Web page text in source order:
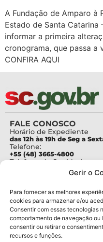
Gerir o
Para fornecer as melhores
cookies para armazenar e/ou
Consentir com essas tecnologias
comportamento de navegação ou
consentir ou retirar o
recursos e funções.
A Fundação de Amparo à
Estado de Santa Catarina
informar a primeira
cronograma, que passa a
CONFIRA AQUI
FALE CONOSCO
Horário de Expediente
das 12h às 19h de Seg a
Telefone:
+55 (48) 3665-4800
Telefone da Ouvidoria
Para assuntos
pesquisa@fapesc.sc.gov.br
Para assuntos
inovacao@fapesc.sc.gov.br
Para assuntos
bolsas@fapesc.sc.gov.br
Para assuntos